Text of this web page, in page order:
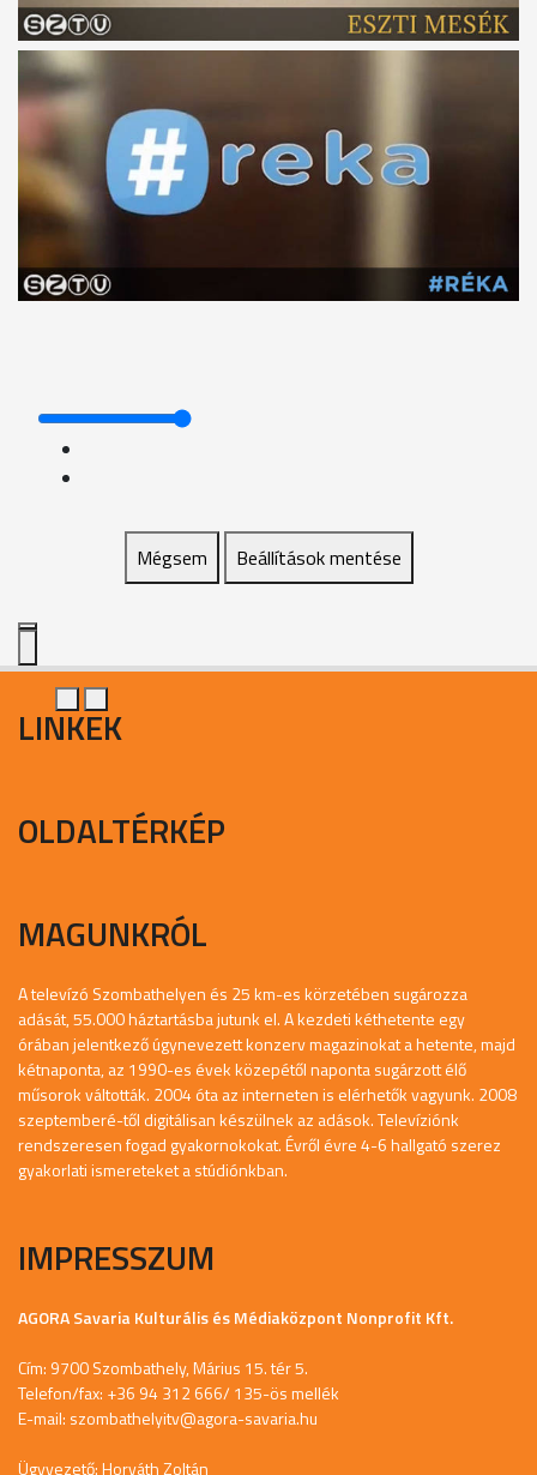
Mégsem Beállítások mentése
LINKEK
OLDALTÉRKÉP
MAGUNKRÓL
A televízó Szombathelyen és 25 km-es körzetében sugározza
adását, 55.000 háztartásba jutunk el. A kezdeti kéthetente egy
órában jelentkező úgynevezett konzerv magazinokat a hetente, majd
kétnaponta, az 1990-es évek közepétől naponta sugárzott élő
műsorok váltották. 2004 óta az interneten is elérhetők vagyunk. 2008
szeptemberé-től digitálisan készülnek az adások. Televíziónk
rendszeresen fogad gyakornokokat. Évről évre 4-6 hallgató szerez
gyakorlati ismereteket a stúdiónkban.
IMPRESSZUM
AGORA Savaria Kulturális és Médiaközpont Nonprofit Kft.
Cím: 9700 Szombathely, Márius 15. tér 5.
Telefon/fax: +36 94 312 666/ 135-ös mellék
E-mail: szombathelyitv@agora-savaria.hu
Ügyvezető: Horváth Zoltán